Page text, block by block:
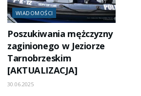
WIADOMOŚCI
Poszukiwania mężczyzny
zaginionego w Jeziorze
Tarnobrzeskim
[AKTUALIZACJA]
30.06.2025